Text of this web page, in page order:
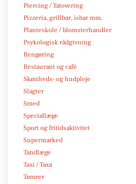
Piercing / Tatovering
Pizzeria, grillbar, isbar mm.
Planteskole / blomsterhandler
Psykologisk rådgivning
Rengøring
Restaurant og café
Skønheds- og hudpleje
Slagter
Smed
Speciallæge
Sport og fritidsaktivitet
Supermarked
Tandlæge
Taxi / Taxa
Tømrer